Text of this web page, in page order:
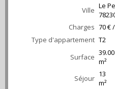
Ville Le
Charges 70 €
Type d'appartement T2
Surface 39.00
m²
Séjour 13
m²